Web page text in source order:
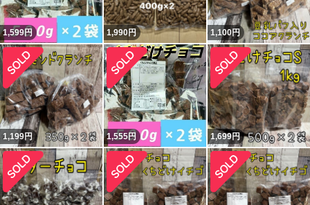
1,599円 1,990円 1,100円
1,199円 1,555円 1,699円